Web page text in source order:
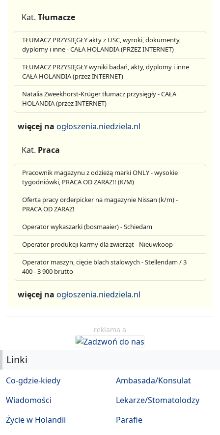
Kat. Tłumacze
TŁUMACZ PRZYSIĘGŁY akty z USC, wyroki, dokumenty,
dyplomy i inne - CAŁA HOLANDIA (PRZEZ INTERNET)
TŁUMACZ PRZYSIĘGŁY wyniki badań, akty, dyplomy i inne
CAŁA HOLANDIA (przez INTERNET)
Natalia Zweekhorst-Krüger tłumacz przysięgły - CAŁA
HOLANDIA (przez INTERNET)
więcej na ogłoszenia.niedziela.nl
Kat. Praca
Pracownik magazynu z odzieżą marki ONLY - wysokie
tygodniówki, PRACA OD ZARAZ!! (K/M)
Oferta pracy orderpicker na magazynie Nissan (k/m) -
PRACA OD ZARAZ!
Operator wykaszarki (bosmaaier) - Schiedam
Operator produkcji karmy dla zwierząt - Nieuwkoop
Operator maszyn, cięcie blach stalowych - Stellendam / 3
400 - 3 900 brutto
więcej na ogłoszenia.niedziela.nl
reklama a
Linki
Co-gdzie-kiedy
Wiadomości
Życie w Holandii
Ambasada/Konsulat
Lekarze/Stomatolodzy
Parafie